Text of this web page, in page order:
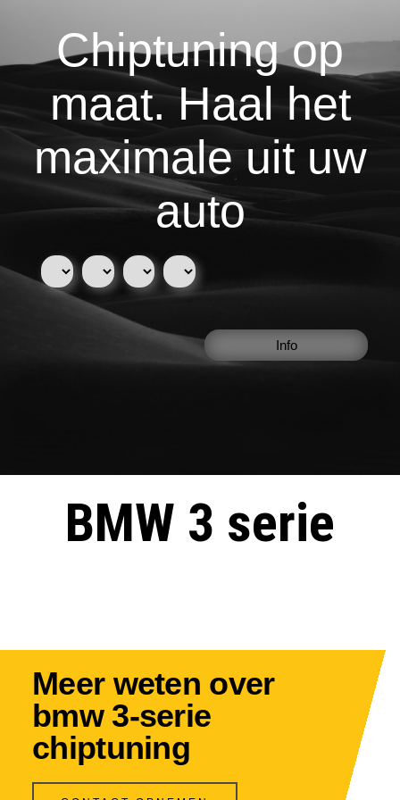
Chiptuning op
maat. Haal het
maximale uit uw
auto
Info
BMW 3 serie
Meer weten over
bmw 3-serie
chiptuning